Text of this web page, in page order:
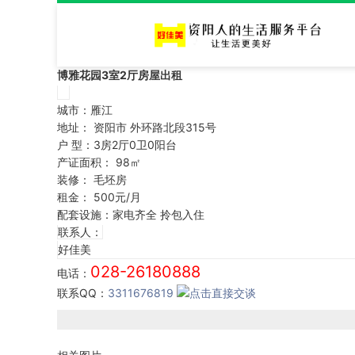
博雅花园3室2厅房屋出租
城市： 雁江
地址：
资阳市 外环路北段315号
户 型：3房2厅0卫0阳台
产证面积： 98㎡
装修： 毛坯房
租金：
500元/月
配套设施： 家电齐全 拎包入住
联系人：
好佳美
电话： 028-26180888
联系QQ： 3311676819